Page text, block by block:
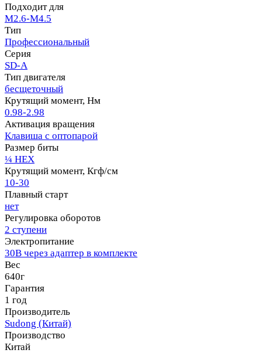
Подходит для
M2.6-M4.5
Тип
Профессиональный
Серия
SD-A
Тип двигателя
бесщеточный
Крутящий момент, Нм
0.98-2.98
Активация вращения
Клавиша с оптопарой
Размер биты
¼ HEX
Крутящий момент, Кгф/см
10-30
Плавный старт
нет
Регулировка оборотов
2 ступени
Электропитание
30В через адаптер в комплекте
Вес
640г
Гарантия
1 год
Производитель
Sudong (Китай)
Производство
Китай